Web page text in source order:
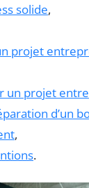
solide,
projet
un projet
d’un
,
.